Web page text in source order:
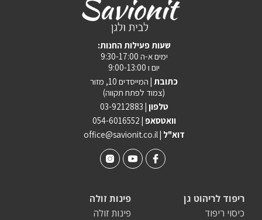
:שעות פעילות החנות
ימים א-ה 9:30-17:00
יום ו 9:00-13:00
כתובת | המייסדים 10, מזור
(צמוד לפתח תקווה)
טלפון | 03-9212883
וואטסאפ | 054-6016552
office@savionit.co.il | דוא"ל
פינות זולה
פינות זולה
ריפוד לריהוט גן
כיסוי ריפוד